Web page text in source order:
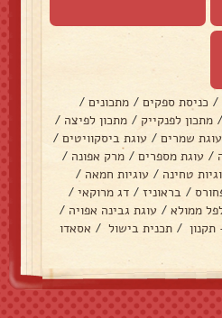
/ כניסת ספקים / מתכונים /
/ מתכון לפנקייק / מתכון לפיצה /
עוגת שמרים / עוגת ביסקוויטים /
/ עוגת מספרים / מרק אפונה /
טחינה / עוגיות חמאה /
/ בראוניז / דג מרוקאי /
ממולא / עוגת גבינה אפויה /
/ תכנית בישול / אסאדו